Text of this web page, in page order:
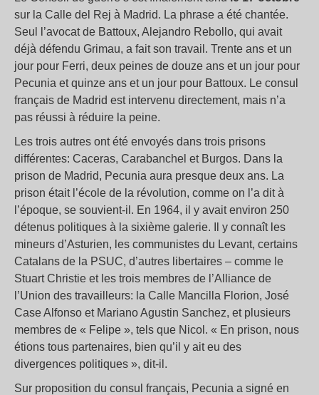
sur la Calle del Rej à Madrid. La phrase a été chantée.
Seul l’avocat de Battoux, Alejandro Rebollo, qui avait
déjà défendu Grimau, a fait son travail. Trente ans et un
jour pour Ferri, deux peines de douze ans et un jour pour
Pecunia et quinze ans et un jour pour Battoux. Le consul
français de Madrid est intervenu directement, mais n’a
pas réussi à réduire la peine.
Les trois autres ont été envoyés dans trois prisons
différentes: Caceras, Carabanchel et Burgos. Dans la
prison de Madrid, Pecunia aura presque deux ans. La
prison était l’école de la révolution, comme on l’a dit à
l’époque, se souvient-il. En 1964, il y avait environ 250
détenus politiques à la sixième galerie. Il y connaît les
mineurs d’Asturien, les communistes du Levant, certains
Catalans de la PSUC, d’autres libertaires – comme le
Stuart Christie et les trois membres de l’Alliance de
l’Union des travailleurs: la Calle Mancilla Florion, José
Case Alfonso et Mariano Agustin Sanchez, et plusieurs
membres de « Felipe », tels que Nicol. « En prison, nous
étions tous partenaires, bien qu’il y ait eu des
divergences politiques », dit-il.
Sur proposition du consul français, Pecunia a signé en